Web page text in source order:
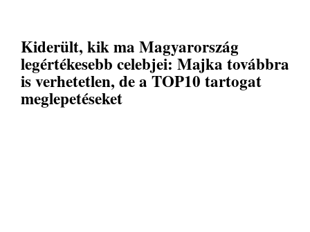
Kiderült, kik ma Magyarország
legértékesebb celebjei: Majka továbbra
is verhetetlen, de a TOP10 tartogat
meglepetéseket